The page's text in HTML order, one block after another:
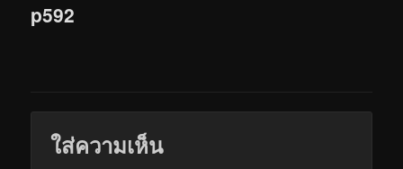
p592
ใส่ความเห็น